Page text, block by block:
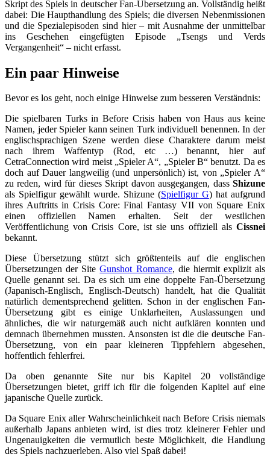
Skript des Spiels in deutscher Fan-Übersetzung an. Vollständig heißt
dabei: Die Haupthandlung des Spiels; die diversen Nebenmissionen
und die Spezialepisoden sind hier – mit Ausnahme der unmittelbar
ins Geschehen eingefügten Episode „Tsengs und Verds
Vergangenheit“ – nicht erfasst.
Ein paar Hinweise
Bevor es los geht, noch einige Hinweise zum besseren Verständnis:
Die spielbaren Turks in Before Crisis haben von Haus aus keine
Namen, jeder Spieler kann seinen Turk individuell benennen. In der
englischsprachigen Szene werden diese Charaktere darum meist
nach ihrem Waffentyp (Rod, etc …) benannt, hier auf
CetraConnection wird meist „Spieler A“, „Spieler B“ benutzt. Da es
doch auf Dauer langweilig (und unpersönlich) ist, von „Spieler A“
zu reden, wird für dieses Skript davon ausgegangen, dass Shizune
als Spielfigur gewählt wurde. Shizune (Spielfigur G) hat aufgrund
ihres Auftritts in Crisis Core: Final Fantasy VII von Square Enix
einen offiziellen Namen erhalten. Seit der westlichen
Veröffentlichung von Crisis Core, ist sie uns offiziell als Cissnei
bekannt.
Diese Übersetzung stützt sich größtenteils auf die englischen
Übersetzungen der SiteGunshot Romance, die hiermit explizit als
Quelle genannt sei. Da es sich um eine doppelte Fan-Übersetzung
(Japanisch-Englisch, Englisch-Deutsch) handelt, hat die Qualität
natürlich dementsprechend gelitten. Schon in der englischen Fan-
Übersetzung gibt es einige Unklarheiten, Auslassungen und
ähnliches, die wir naturgemäß auch nicht aufklären konnten und
demnach übernehmen mussten. Ansonsten ist die die deutsche Fan-
Übersetzung, von ein paar kleineren Tippfehlern abgesehen,
hoffentlich fehlerfrei.
Da oben genannte Site nur bis Kapitel 20 vollständige
Übersetzungen bietet, griff ich für die folgenden Kapitel auf eine
japanische Quelle zurück.
Da Square Enix aller Wahrscheinlichkeit nach Before Crisis niemals
außerhalb Japans anbieten wird, ist dies trotz kleinerer Fehler und
Ungenauigkeiten die vermutlich beste Möglichkeit, die Handlung
des Spiels nachzuerleben. Also viel Spaß dabei!